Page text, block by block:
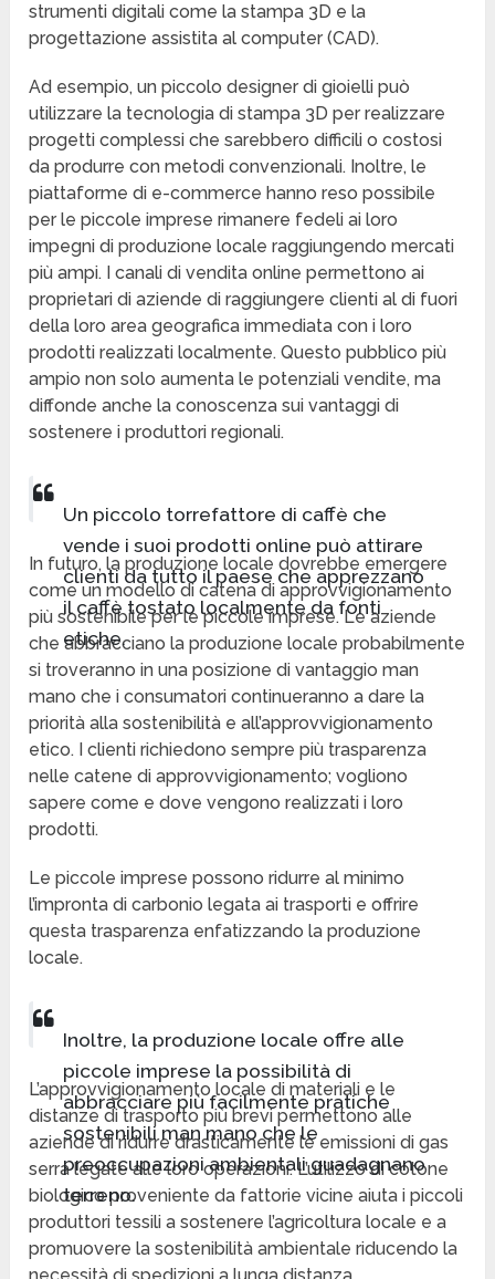
strumenti digitali come la stampa 3D e la
progettazione assistita al computer (CAD).
Ad esempio, un piccolo designer di gioielli può
utilizzare la tecnologia di stampa 3D per realizzare
progetti complessi che sarebbero difficili o costosi
da produrre con metodi convenzionali. Inoltre, le
piattaforme di e-commerce hanno reso possibile
per le piccole imprese rimanere fedeli ai loro
impegni di produzione locale raggiungendo mercati
più ampi. I canali di vendita online permettono ai
proprietari di aziende di raggiungere clienti al di fuori
della loro area geografica immediata con i loro
prodotti realizzati localmente. Questo pubblico più
ampio non solo aumenta le potenziali vendite, ma
diffonde anche la conoscenza sui vantaggi di
sostenere i produttori regionali.
Un piccolo torrefattore di caffè che
vende i suoi prodotti online può attirare
clienti da tutto il paese che apprezzano
il caffè tostato localmente da fonti
etiche.
In futuro, la produzione locale dovrebbe emergere
come un modello di catena di approvvigionamento
più sostenibile per le piccole imprese. Le aziende
che abbracciano la produzione locale probabilmente
si troveranno in una posizione di vantaggio man
mano che i consumatori continueranno a dare la
priorità alla sostenibilità e all’approvvigionamento
etico. I clienti richiedono sempre più trasparenza
nelle catene di approvvigionamento; vogliono
sapere come e dove vengono realizzati i loro
prodotti.
Le piccole imprese possono ridurre al minimo
l’impronta di carbonio legata ai trasporti e offrire
questa trasparenza enfatizzando la produzione
locale.
Inoltre, la produzione locale offre alle
piccole imprese la possibilità di
abbracciare più facilmente pratiche
sostenibili man mano che le
preoccupazioni ambientali guadagnano
terreno.
L’approvvigionamento locale di materiali e le
distanze di trasporto più brevi permettono alle
aziende di ridurre drasticamente le emissioni di gas
serra legate alle loro operazioni. L’utilizzo di cotone
biologico proveniente da fattorie vicine aiuta i piccoli
produttori tessili a sostenere l’agricoltura locale e a
promuovere la sostenibilità ambientale riducendo la